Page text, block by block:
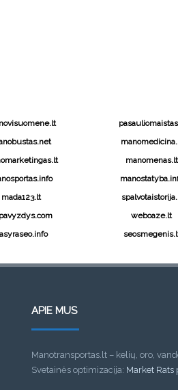
manomenas.lt
mada123.lt
weboaze.lt
APIE MUS
Manotransportas.lt – kelių, oro,
Svetainės optimizacija: Market Rats